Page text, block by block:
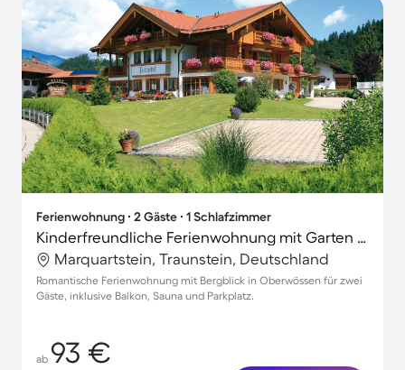
Ferienwohnung ∙ 2 Gäste ∙ 1 Schlafzimmer
Kinderfreundliche Ferienwohnung mit Garten und Sauna | Gartenblick
Marquartstein, Traunstein, Deutschland
Romantische Ferienwohnung mit Bergblick in Oberwössen für zwei
Gäste, inklusive Balkon, Sauna und Parkplatz.
ab 93 €